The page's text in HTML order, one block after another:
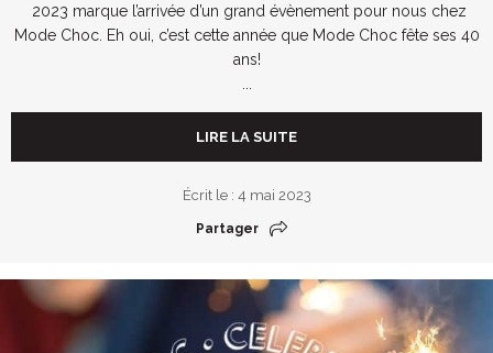
2023 marque l’arrivée d’un grand évènement pour nous chez
Mode Choc. Eh oui, c’est cette année que Mode Choc fête ses 40
ans!
LIRE LA SUITE
Écrit le : 4 mai 2023
Partager